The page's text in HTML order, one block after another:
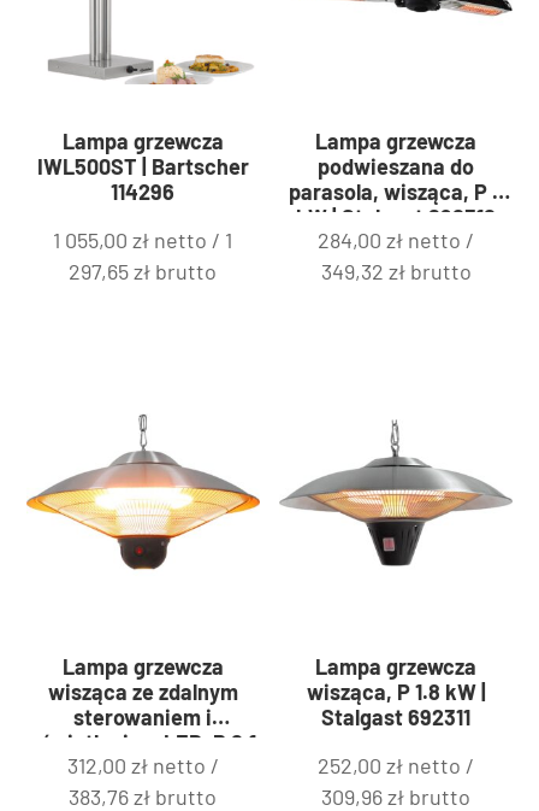
Lampa grzewcza
IWL500ST | Bartscher
114296
1 055,00zł netto / 1
297,65zł brutto
Lampa grzewcza
podwieszana do
parasola, wisząca, P 2
kW | Stalgast 692312
284,00zł netto /
349,32 złbrutto
Lampa grzewcza
wisząca ze zdalnym
sterowaniem i
oświetleniem LED, P 2.1
kW | Stalgast 692310
312,00 zł netto /
383,76zł brutto
Lampa grzewcza
wisząca, P 1.8 kW |
Stalgast 692311
252,00zł netto /
309,96zł brutto